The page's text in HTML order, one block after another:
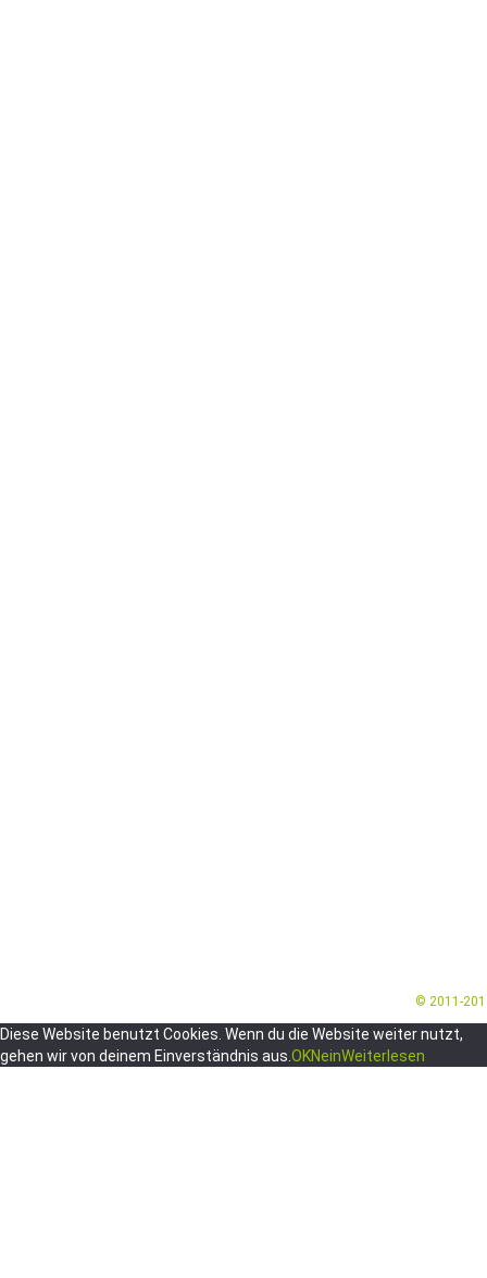
© 2011-
Diese Website benutzt Cookies. Wenn du die Website weiter nutzt,
gehen wir von deinem Einverständnis aus. OKNeinWeiterlesen